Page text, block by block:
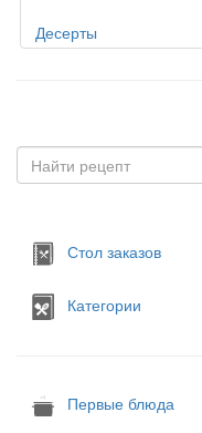
Десерты
Стол заказов
Категории
Первые блюда